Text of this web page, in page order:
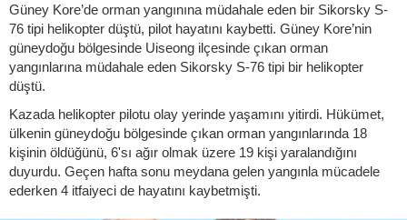
Güney Kore’de orman yangınına müdahale eden bir Sikorsky S-
76 tipi helikopter düştü, pilot hayatını kaybetti. Güney Kore’nin
güneydoğu bölgesinde Uiseong ilçesinde çıkan orman
yangınlarına müdahale eden Sikorsky S-76 tipi bir helikopter
düştü.
Kazada helikopter pilotu olay yerinde yaşamını yitirdi. Hükümet,
ülkenin güneydoğu bölgesinde çıkan orman yangınlarında 18
kişinin öldüğünü, 6'sı ağır olmak üzere 19 kişi yaralandığını
duyurdu. Geçen hafta sonu meydana gelen yangınla mücadele
ederken 4 itfaiyeci de hayatını kaybetmişti.